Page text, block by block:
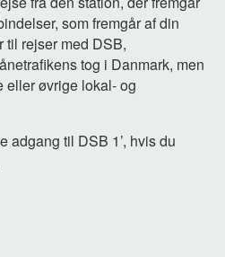
som fremgår af din
rejser med DSB,
tog i Danmark, men
eller øvrige lokal- og
adgang til DSB 1’, hvis du